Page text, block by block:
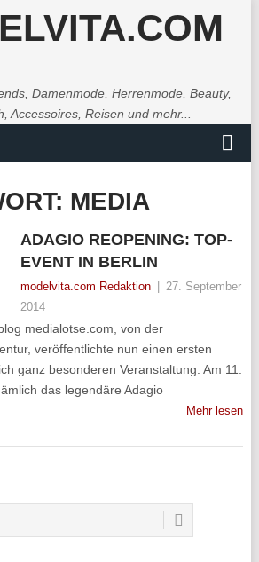
Damenmode, Herrenmode, Beauty,
Accessoires, Reisen und mehr...
MEDIA
ADAGIO REOPENING: TOP-
EVENT IN BERLIN
modelvita.com Redaktion
27. September
2014
medialotse.com, von der
veröffentlichte nun einen ersten
ganz besonderen Veranstaltung. Am 11.
das legendäre Adagio
Mehr lesen